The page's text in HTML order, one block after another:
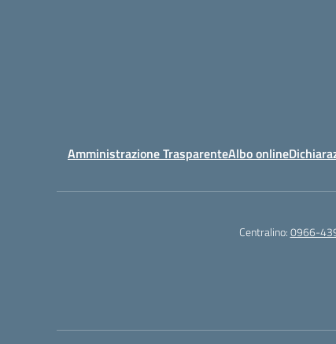
Amministrazione TrasparenteAlbo online
Centralino:0966-